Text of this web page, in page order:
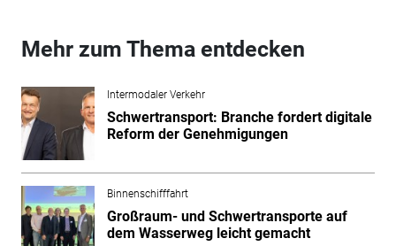
Mehr zum Thema entdecken
Intermodaler Verkehr
Schwertransport: Branche fordert digitale
Reform der Genehmigungen
Binnenschifffahrt
Großraum- und Schwertransporte auf
dem Wasserweg leicht gemacht